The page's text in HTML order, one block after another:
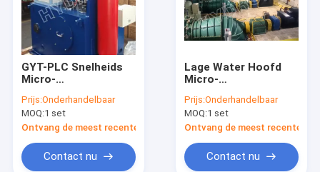
GYT-PLC Snelheids
Micro-
Francis
Turbine/Kaplan-
Turbine
Prijs:Onderhandelbaar
MOQ:1 set
Ontvang de meest recente Prijs
Contact nu
Lage Water Hoofd
Micro-
met Volledige
Verordening Agent
Prijs:Onderhandelbaar
MOQ:1 set
Ontvang de meest recente
Contact nu